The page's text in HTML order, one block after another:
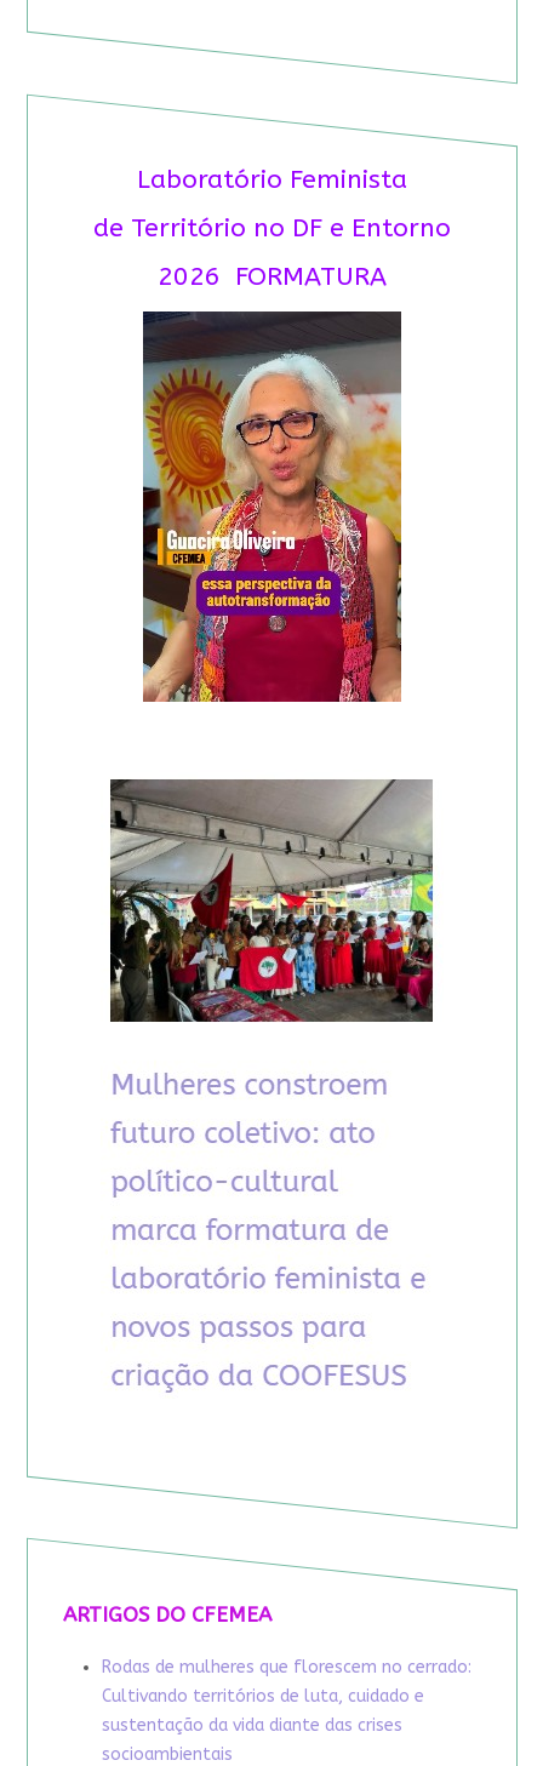
Laboratório Feminista
de Território no DF e Entorno
2026 FORMATURA
ARTIGOS DO CFEMEA
Rodas de mulheres que florescem no cerrado:
Cultivando territórios de luta, cuidado e
sustentação da vida diante das crises
socioambientais